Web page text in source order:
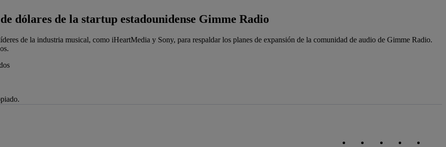
dólares de la startup estadounidense Gimme Radio
de la industria musical, como iHeartMedia y Sony, para respaldar los planes de expansión de la comunidad de audio de Gimme Radio.